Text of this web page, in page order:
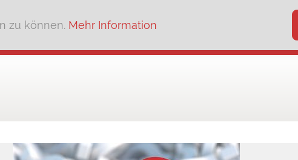
zu können. Mehr Information